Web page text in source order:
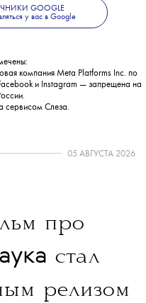
GOOGLE
у вас в Google
компания Meta Platforms Inc. по
и Instagram — запрещена на
сервисом Слеза.
05 АВГУСТА 2026
про
стал
релизом